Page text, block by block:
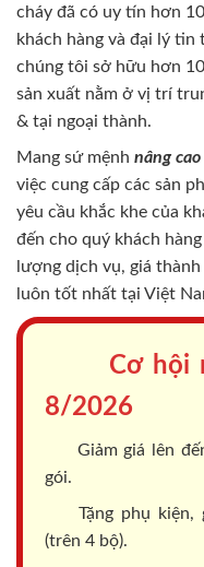
cháy đã có uy tín hơn
khách hàng và đại lý
chúng tôi sở hữu hơn
sản xuất nằm ở vị trí
& tại ngoại thành.
Mang sứ mệnh nâng
việc cung cấp các sản
yêu cầu khắc khe của
đến cho quý khách
lượng dịch vụ, giá
luôn tốt nhất tại Việt
Cơ hội
8/2026
Giảm giá lên
gói.
Tặng phụ
(trên 4 bộ).